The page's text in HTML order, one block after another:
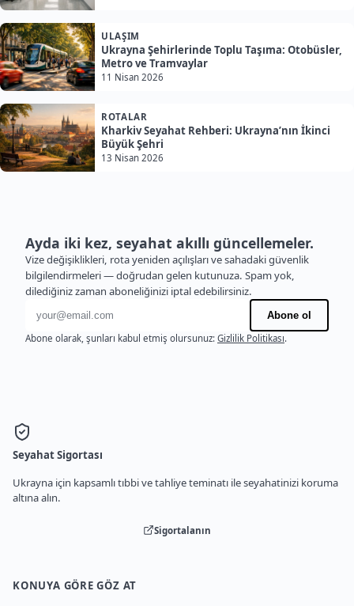
ULAŞIM
Ukrayna Şehirlerinde Toplu Taşıma: Otobüsler,
Metro ve Tramvaylar
11 Nisan 2026
ROTALAR
Kharkiv Seyahat Rehberi: Ukrayna’nın İkinci
Büyük Şehri
13 Nisan 2026
Ayda iki kez, seyahat akıllı güncellemeler.
Vize değişiklikleri, rota yeniden açılışları ve sahadaki güvenlik
bilgilendirmeleri — doğrudan gelen kutunuza. Spam yok,
dilediğiniz zaman aboneliğinizi iptal edebilirsiniz.
E-posta adresi
Abone ol
Abone olarak, şunları kabul etmiş olursunuz: Gizlilik Politikası.
Seyahat Sigortası
Ukrayna için kapsamlı tıbbi ve tahliye teminatı ile seyahatinizi koruma
altına alın.
Sigortalanın
KONUYA GÖRE GÖZ AT